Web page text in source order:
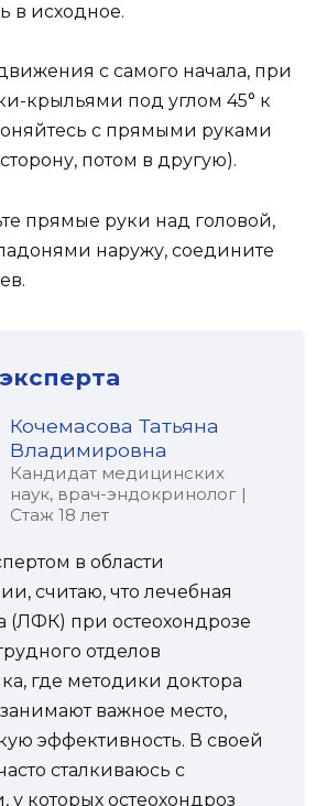
в исходное.
с самого начала, при
крыльями под углом 45° к
с прямыми руками
потом в другую).
прямые руки над головой,
наружу, соедините
Кочемасова Татьяна
Владимировна
Кандидат медицинских
наук, врач-эндокринолог |
Стаж 18 лет
в области
считаю, что лечебная
(ЛФК) при остеохондрозе
отделов
где методики доктора
важное место,
эффективность. В своей
сталкиваюсь с
у которых остеохондроз